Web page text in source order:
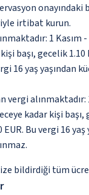
irtibat kurun.
1 Kasım
başı, gecelik 1.10
16 yaş yaşından
vergi alınmaktadır:
kadar kişi başı,
EUR. Bu vergi 16
bildirdiği tüm